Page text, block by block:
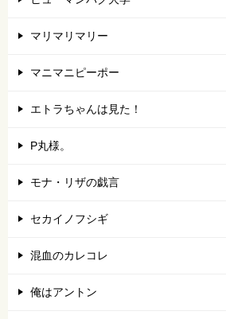
マリマリマリー
マニマニピーポー
エトラちゃんは見た！
P丸様。
モナ・リザの戯言
セカイノフシギ
混血のカレコレ
俺はアントン